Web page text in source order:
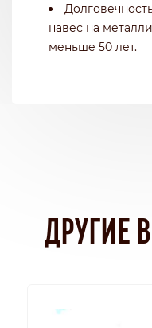
навес на
меньше 50 лет.
ДРУГИЕ